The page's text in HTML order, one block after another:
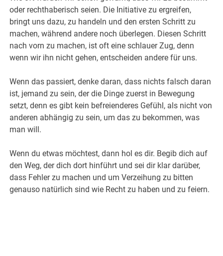
oder rechthaberisch seien. Die Initiative zu ergreifen,
bringt uns dazu, zu handeln und den ersten Schritt zu
machen, während andere noch überlegen. Diesen Schritt
nach vorn zu machen, ist oft eine schlauer Zug, denn
wenn wir ihn nicht gehen, entscheiden andere für uns.
Wenn das passiert, denke daran, dass nichts falsch daran
ist, jemand zu sein, der die Dinge zuerst in Bewegung
setzt, denn es gibt kein befreienderes Gefühl, als nicht von
anderen abhängig zu sein, um das zu bekommen, was
man will.
Wenn du etwas möchtest, dann hol es dir. Begib dich auf
den Weg, der dich dort hinführt und sei dir klar darüber,
dass Fehler zu machen und um Verzeihung zu bitten
genauso natürlich sind wie Recht zu haben und zu feiern.